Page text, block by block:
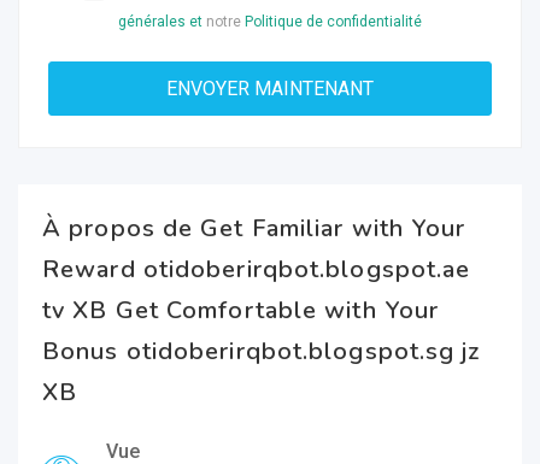
générales et notre Politique de confidentialité
À propos de Get Familiar with Your
Reward otidoberirqbot.blogspot.ae
tv XB Get Comfortable with Your
Bonus otidoberirqbot.blogspot.sg jz
XB
Vue